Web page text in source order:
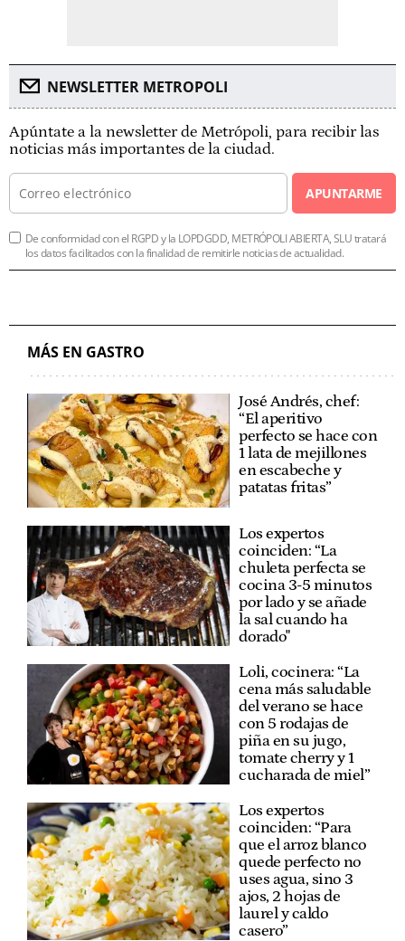
NEWSLETTER METROPOLI
Apúntate a la newsletter de Metrópoli, para recibir las
noticias más importantes de la ciudad.
APUNTARME
De conformidad con el RGPD y la LOPDGDD, METRÓPOLI ABIERTA, SLU tratará
los datos facilitados con la finalidad de remitirle noticias de actualidad.
MÁS EN GASTRO
José Andrés, chef:
“El aperitivo
perfecto se hace con
1 lata de mejillones
en escabeche y
patatas fritas”
Los expertos
coinciden: “La
chuleta perfecta se
cocina 3-5 minutos
por lado y se añade
la sal cuando ha
dorado"
Loli, cocinera: “La
cena más saludable
del verano se hace
con 5 rodajas de
piña en su jugo,
tomate cherry y 1
cucharada de miel”
Los expertos
coinciden: “Para
que el arroz blanco
quede perfecto no
uses agua, sino 3
ajos, 2 hojas de
laurel y caldo
casero”